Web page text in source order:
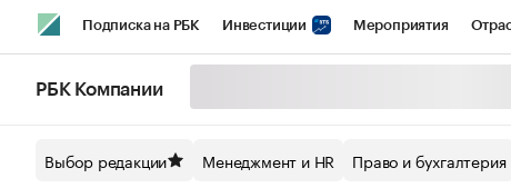
Подписка на РБК Инвестиции Мероприятия
Спецпроекты СПб Конференции СПб Спецпроекты
РБК Компании
Выбор редакции Менеджмент и HR Право и бухгалтерия